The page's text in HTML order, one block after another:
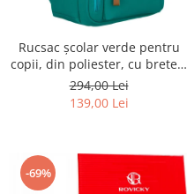
Rucsac școlar verde pentru
copii, din poliester, cu bretele
reglabile - Peterson PTR-PTN
BHX-01-9259 Gree
294,00 Lei
139,00 Lei
-69%